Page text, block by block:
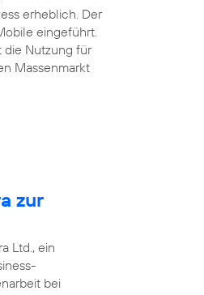
erheblich. Der
eingeführt.
die Nutzung für
Massenmarkt
zur
Ltd., ein
bei